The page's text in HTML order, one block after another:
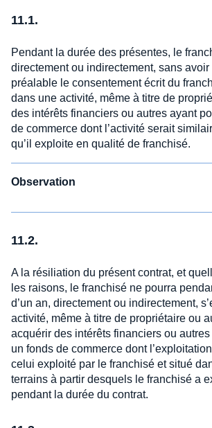
11.1.
Pendant la durée des présentes, le
directement ou indirectement, sans avoir
préalable le consentement écrit du
dans une activité, même à titre de
des intérêts financiers ou autres ayant
de commerce dont l’activité serait
qu’il exploite en qualité de franchisé.
Observation
11.2.
A la résiliation du présent contrat, et
les raisons, le franchisé ne pourra
d’un an, directement ou indirectement,
activité, même à titre de propriétaire ou
acquérir des intérêts financiers ou
un fonds de commerce dont
celui exploité par le franchisé et situé
terrains à partir desquels le franchisé a
pendant la durée du contrat.